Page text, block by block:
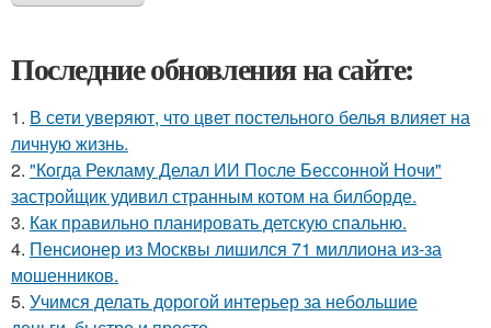
Последние обновления на сайте:
1. В сети уверяют, что цвет постельного белья влияет на
личную жизнь.
2. "Когда Рекламу Делал ИИ После Бессонной Ночи"
застройщик удивил странным котом на билборде.
3. Как правильно планировать детскую спальню.
4. Пенсионер из Москвы лишился 71 миллиона из-за
мошенников.
5. Учимся делать дорогой интерьер за небольшие